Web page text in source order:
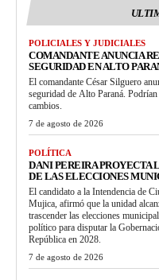
POLICIALES Y JUDICIALES
COMANDANTE ANUNCIA
SEGURIDAD EN ALTO
El comandante César Silguero
seguridad de Alto Paraná.
cambios.
7 de agosto de 2026
POLÍTICA
DANI PEREIRA PROYECTA
DE LAS ELECCIONES
El candidato a la Intendencia de
Mujica, afirmó que la unidad
trascender las elecciones
político para disputar la
República en 2028.
7 de agosto de 2026